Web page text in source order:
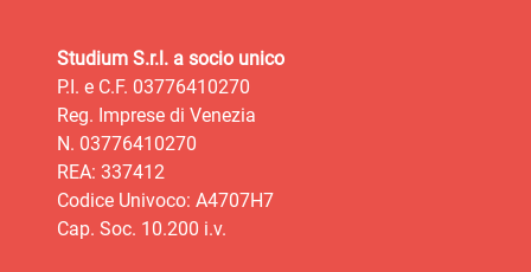
Studium S.r.l. a socio unico
P.I. e C.F. 03776410270
Reg. Imprese di Venezia
N. 03776410270
REA: 337412
Codice Univoco: A4707H7
Cap. Soc. 10.200 i.v.